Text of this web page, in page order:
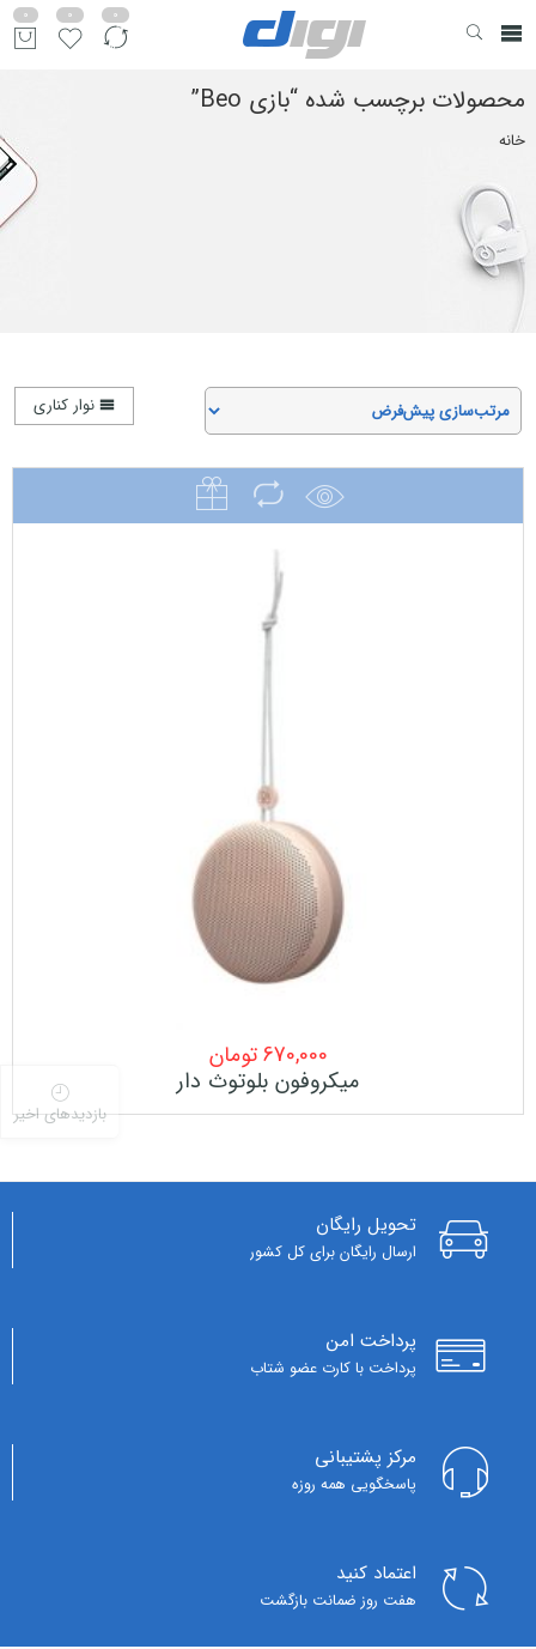
0
0
0
محصولات برچسب شده “بازی Beo”
خانه
نوار کناری
670,000تومان
میکروفون بلوتوث دار
تحویل رایگان
ارسال رایگان برای کل کشور
پرداخت امن
پرداخت با کارت عضو شتاب
مرکز پشتیبانی
پاسخگویی همه روزه
اعتماد کنید
هفت روز ضمانت بازگشت
بازدیدهای اخیر